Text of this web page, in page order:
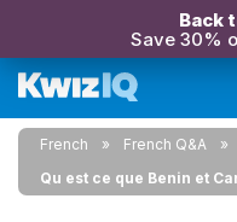
Back
Save 30%
French
French Q&A
Qu est ce que Benin et